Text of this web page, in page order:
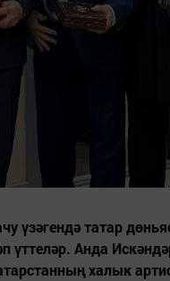
үзәгендә татар
үттеләр. Анда
халык